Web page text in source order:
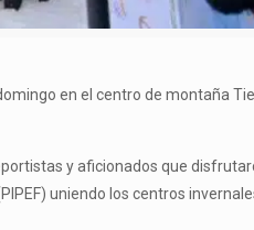
en el centro de montaña
y aficionados que
uniendo los centros